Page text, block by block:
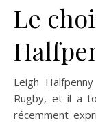
Le
Leigh
Rugby, et il a
récemment